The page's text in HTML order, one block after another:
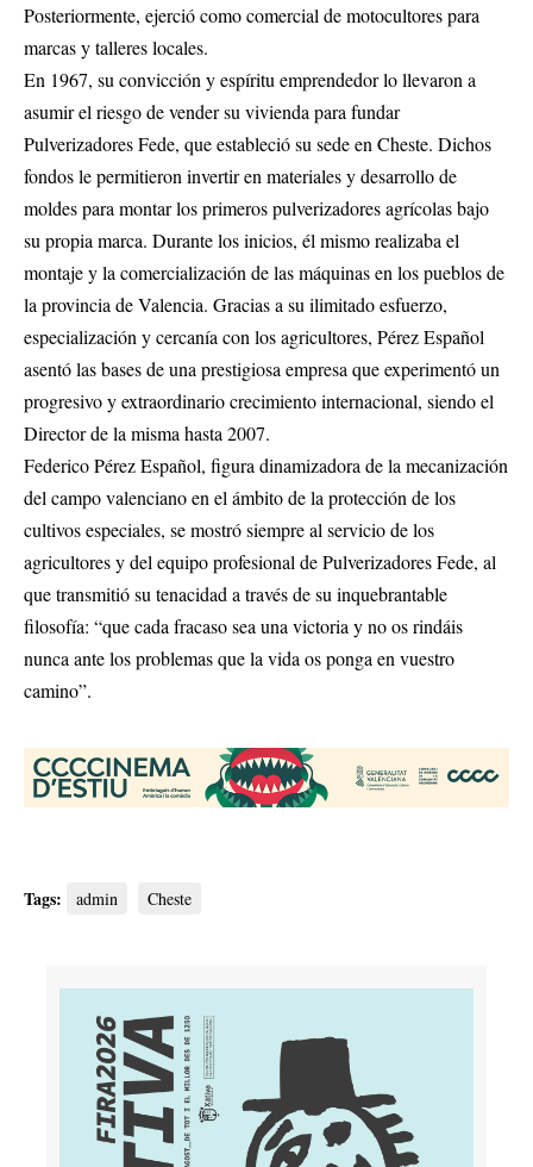
Posteriormente, ejerció como comercial de motocultores para
marcas y talleres locales.
En 1967, su convicción y espíritu emprendedor lo llevaron a
asumir el riesgo de vender su vivienda para fundar
Pulverizadores Fede, que estableció su sede en Cheste. Dichos
fondos le permitieron invertir en materiales y desarrollo de
moldes para montar los primeros pulverizadores agrícolas bajo
su propia marca. Durante los inicios, él mismo realizaba el
montaje y la comercialización de las máquinas en los pueblos de
la provincia de Valencia. Gracias a su ilimitado esfuerzo,
especialización y cercanía con los agricultores, Pérez Español
asentó las bases de una prestigiosa empresa que experimentó un
progresivo y extraordinario crecimiento internacional, siendo el
Director de la misma hasta 2007.
Federico Pérez Español, figura dinamizadora de la mecanización
del campo valenciano en el ámbito de la protección de los
cultivos especiales, se mostró siempre al servicio de los
agricultores y del equipo profesional de Pulverizadores Fede, al
que transmitió su tenacidad a través de su inquebrantable
filosofía: “que cada fracaso sea una victoria y no os rindáis
nunca ante los problemas que la vida os ponga en vuestro
camino”.
Tags: admin Cheste